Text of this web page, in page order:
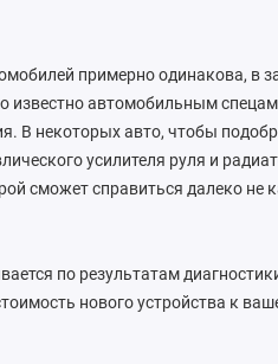
примерно одинакова, в
автомобильным
В некоторых авто, чтобы
усилителя руля и
сможет справиться далеко не
по результатам
нового устройства к